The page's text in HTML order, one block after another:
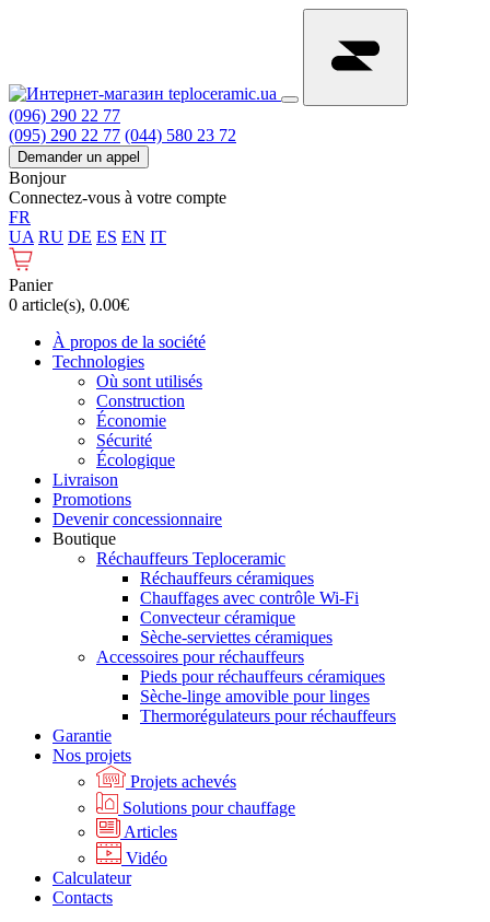
(096) 290 22 77
(095) 290 22 77 (044) 580 23 72
Demander un appel
Bonjour
Connectez-vous à votre compte
FR
UA RU DE ES EN IT
Panier
0 article(s), 0.00€
À propos de la société
Technologies
Où sont utilisés
Construction
Économie
Sécurité
Écologique
Livraison
Promotions
Devenir concessionnaire
Boutique
Réchauffeurs Teploceramic
Réchauffeurs céramiques
Chauffages avec contrôle Wi-Fi
Convecteur céramique
Sèche-serviettes céramiques
Accessoires pour réchauffeurs
Pieds pour réchauffeurs céramiques
Sèche-linge amovible pour linges
Thermorégulateurs pour réchauffeurs
Garantie
Nos projets
Projets achevés
Solutions pour chauffage
Articles
Vidéo
Calculateur
Contacts